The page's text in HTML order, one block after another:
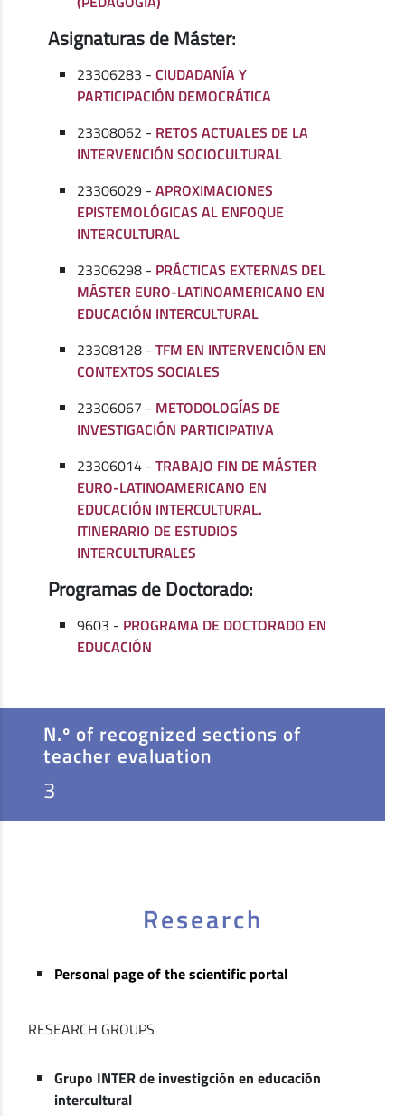
Asignaturas de Máster:
23306283 -CIUDADANÍA Y
PARTICIPACIÓN DEMOCRÁTICA
23308062 - RETOS ACTUALES DE LA
INTERVENCIÓN SOCIOCULTURAL
23306029 -APROXIMACIONES
EPISTEMOLÓGICAS AL ENFOQUE
INTERCULTURAL
23306298 - PRÁCTICAS EXTERNAS DEL
MÁSTER EURO-LATINOAMERICANO EN
EDUCACIÓN INTERCULTURAL
23308128 -TFM EN INTERVENCIÓN EN
CONTEXTOS SOCIALES
23306067 - METODOLOGÍAS DE
INVESTIGACIÓN PARTICIPATIVA
23306014 -TRABAJO FIN DE MÁSTER
EURO-LATINOAMERICANO EN
EDUCACIÓN INTERCULTURAL.
ITINERARIO DE ESTUDIOS
INTERCULTURALES
Programas de Doctorado:
9603 - PROGRAMA DE DOCTORADO EN
EDUCACIÓN
N.º of recognized sections of
teacher evaluation
3
Research
Personal page of the scientific portal
RESEARCH GROUPS
Grupo INTER de investigción en educación
intercultural